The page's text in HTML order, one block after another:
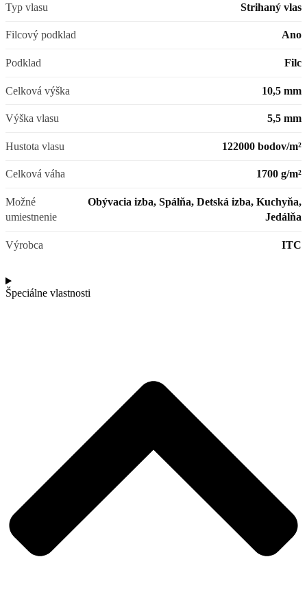
Typ vlasu Strihaný vlas
Filcový podklad Ano
Podklad Filc
Celková výška 10,5 mm
Výška vlasu 5,5 mm
Hustota vlasu 122000 bodov/m²
Celková váha 1700 g/m²
Možné
umiestnenie
Obývacia izba, Spálňa, Detská izba, Kuchyňa,
Jedálňa
Výrobca ITC
Špeciálne vlastnosti